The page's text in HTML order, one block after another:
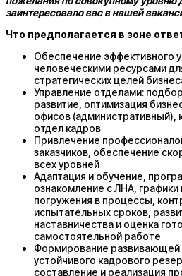
заинтересовало вас в нашей
Что предполагается в зоне
Обеспечение эффективного
человеческими ресурсами
стратегических целей
Управление отделами:
развитие, оптимизация
офисов (административный),
отдел кадров
Привлечение
заказчиков, обеспечение
всех уровней
Адаптация и обучение,
ознакомление с ЛНА, графики
погружения в процессы,
испытательных сроков,
наставничества и оценка
самостоятельной работе
Формирование развивающей
устойчивого кадрового
составление и реализация